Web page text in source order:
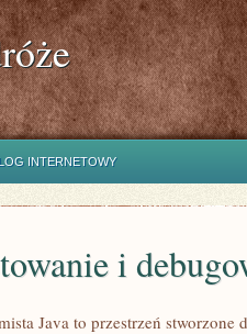
INTERNETOWY
i
Java to przestrzeń stworzone